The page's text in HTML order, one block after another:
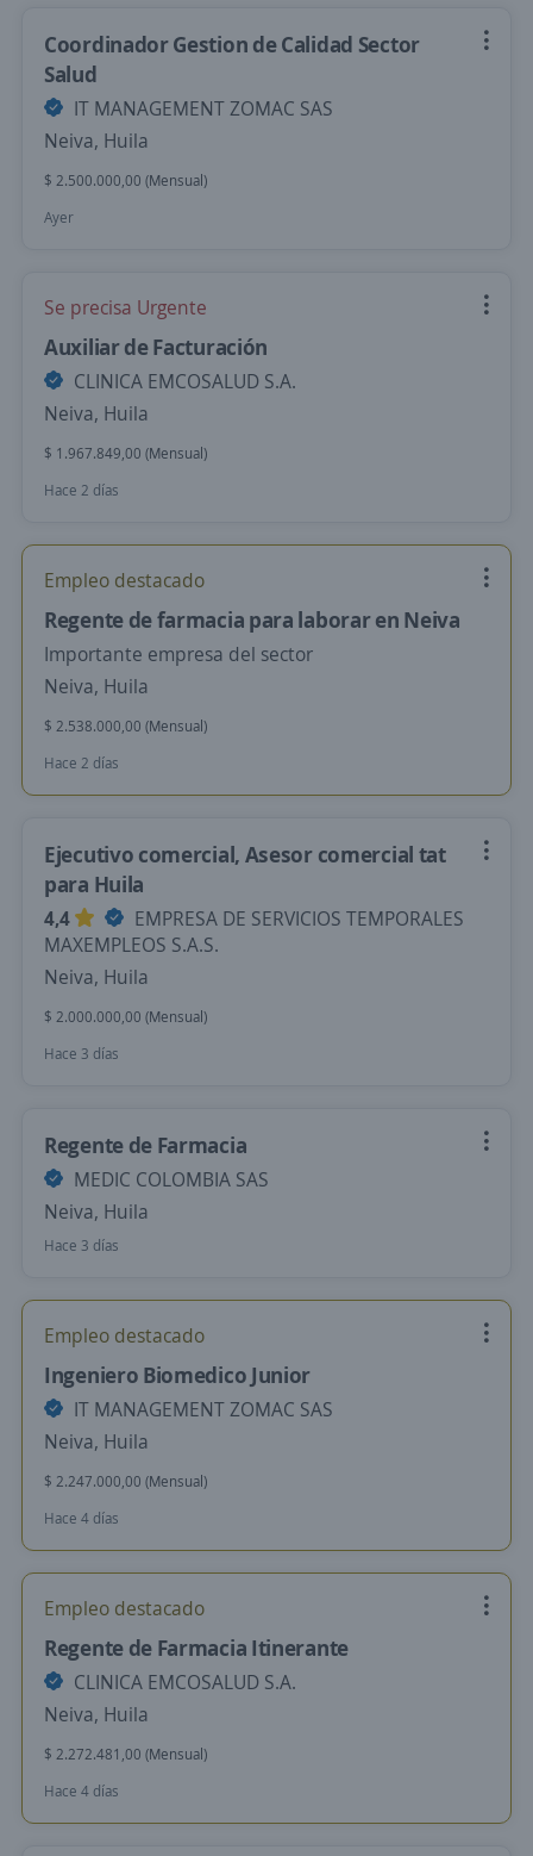
Coordinador Gestion de Calidad Sector
Salud
IT MANAGEMENT ZOMAC SAS
Neiva, Huila
$ 2.500.000,00 (Mensual)
Ayer
Se precisa Urgente
Auxiliar de Facturación
CLINICA EMCOSALUD S.A.
Neiva, Huila
$ 1.967.849,00 (Mensual)
Hace 2 días
Empleo destacado
Regente de farmacia para laborar en Neiva
Importante empresa del sector
Neiva, Huila
$ 2.538.000,00 (Mensual)
Hace 2 días
Ejecutivo comercial, Asesor comercial tat
para Huila
4,4
EMPRESA DE SERVICIOS TEMPORALES
MAXEMPLEOS S.A.S.
Neiva, Huila
$ 2.000.000,00 (Mensual)
Hace 3 días
Regente de Farmacia
MEDIC COLOMBIA SAS
Neiva, Huila
Hace 3 días
Empleo destacado
Ingeniero Biomedico Junior
IT MANAGEMENT ZOMAC SAS
Neiva, Huila
$ 2.247.000,00 (Mensual)
Hace 4 días
Empleo destacado
Regente de Farmacia Itinerante
CLINICA EMCOSALUD S.A.
Neiva, Huila
$ 2.272.481,00 (Mensual)
Hace 4 días